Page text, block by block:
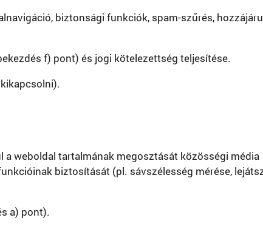
biztonsági funkciók, spam-szűrés,
f) pont) és jogi kötelezettség teljesítése.
weboldal tartalmának megosztását közösségi média
biztosítását (pl. sávszélesség mérése,
a) pont).